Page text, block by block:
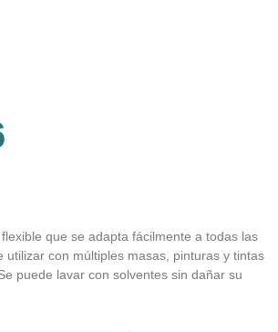
que se adapta fácilmente a todas las
utilizar con múltiples masas, pinturas y tintas
puede lavar con solventes sin dañar su